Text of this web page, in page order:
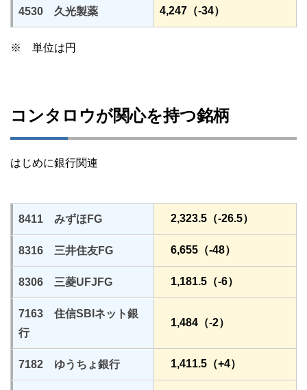
4530 久光製薬 4,247（-34）
※ 単位は円
コンタロウが関心を持つ銘柄
はじめに銀行関連
8411 みずほFG 2,323.5（-26.5）
8316 三井住友FG 6,655（-48）
8306 三菱UFJFG 1,181.5（-6）
7163 住信SBIネット銀
行
1,484（-2）
7182 ゆうちょ銀行 1,411.5（+4）